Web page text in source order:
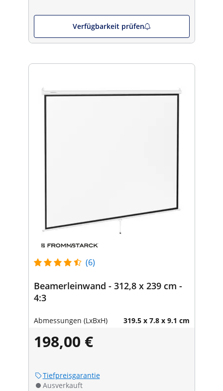
Verfügbarkeit prüfen
(6)
Beamerleinwand - 312,8 x 239 cm -
4:3
Abmessungen (LxBxH) 319.5 x 7.8 x 9.1 cm
198,00 €
Tiefpreisgarantie
Ausverkauft